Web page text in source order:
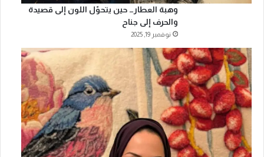
وهبة العطار… حين يتحوّل اللون إلى قصيدة
والحرف إلى جناح
نوفمبر 19, 2025